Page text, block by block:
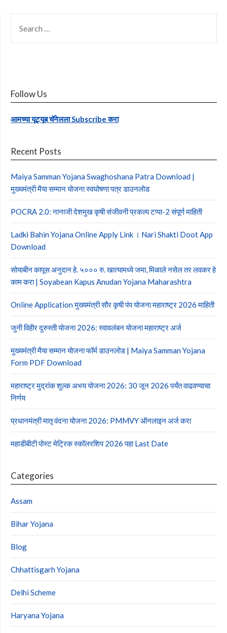
FOR:
Follow Us
आमच्या यूट्यूब चॅनेलला Subscribe करा
Recent Posts
Maiya Samman Yojana Swaghoshana Patra Download |
मुख्यमंत्री मैया सम्मान योजना स्वघोषणा पत्र डाउनलोड
POCRA 2.0: नानाजी देशमुख कृषी संजीवनी प्रकल्प टप्पा-2 संपूर्ण माहिती
Ladki Bahin Yojana Online Apply Link । Nari Shakti Doot App
Download
सोयाबीन कापूस अनुदान हे. ५००० रु. खात्यामध्ये जमा, मिळाले नसेल तर लवकर हे
काम करा | Soyabean Kapus Anudan Yojana Maharashtra
Online Application मुख्यमंत्री सौर कृषी पंप योजना महाराष्ट्र 2026 माहिती
जुनी विहीर दुरुस्ती योजना 2026: स्वावलंबन योजना महाराष्ट्र अर्ज
मुख्यमंत्री मैया सम्मान योजना फॉर्म डाउनलोड | Maiya Samman Yojana
Form PDF Download
महाराष्ट्र मुद्रांक शुल्क अभय योजना 2026: 30 जून 2026 पर्यंत वाढवण्याचा
निर्णय
प्रधानमंत्री मातृ वंदना योजना 2026: PMMVY ऑनलाइन अर्ज करा
महाडीबीटी पोस्ट मेट्रिक स्कॉलरशिप 2026 पहा Last Date
Categories
Assam
Bihar Yojana
Blog
Chhattisgarh Yojana
Delhi Scheme
Haryana Yojana